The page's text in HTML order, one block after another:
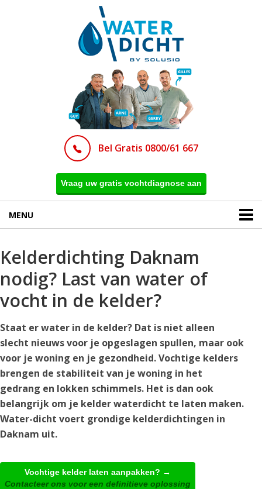
Bel Gratis 0800/61 667
Vraag uw gratis vochtdiagnose aan
MENU
Kelderdichting Daknam
nodig? Last van water of
vocht in de kelder?
Staat er water in de kelder? Dat is niet alleen
slecht nieuws voor je opgeslagen spullen, maar ook
voor je woning en je gezondheid. Vochtige kelders
brengen de stabiliteit van je woning in het
gedrang en lokken schimmels. Het is dan ook
belangrijk om je kelder waterdicht te laten maken.
Water-dicht voert grondige kelderdichtingen in
Daknam uit.
Vochtige kelder laten aanpakken? →
Contacteer ons voor een definitieve oplossing